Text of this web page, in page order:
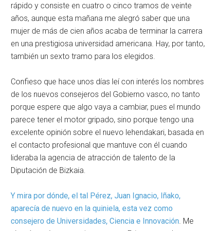
rápido y consiste en cuatro o cinco tramos de veinte
años, aunque esta mañana me alegró saber que una
mujer de más de cien años acaba de terminar la carrera
en una prestigiosa universidad americana. Hay, por tanto,
también un sexto tramo para los elegidos.
Confieso que hace unos días leí con interés los nombres
de los nuevos consejeros del Gobierno vasco, no tanto
porque espere que algo vaya a cambiar, pues el mundo
parece tener el motor gripado, sino porque tengo una
excelente opinión sobre el nuevo lehendakari, basada en
el contacto profesional que mantuve con él cuando
lideraba la agencia de atracción de talento de la
Diputación de Bizkaia.
Y mira por dónde, el tal Pérez, Juan Ignacio, Iñako,
aparecía de nuevo en la quiniela, esta vez como
consejero de Universidades, Ciencia e Innovación . Me